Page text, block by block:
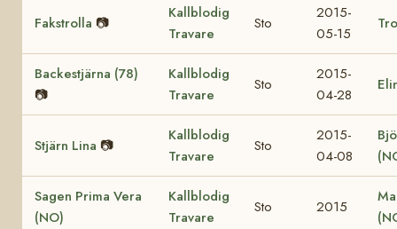
Fakstrolla 📷
Kallblodig
Travare
Sto
2015-
05-15
Backestjärna (78)
📷
Kallblodig
Travare
Sto
2015-
04-28
Stjärn Lina 📷
Kallblodig
Travare
Sto
2015-
04-08
Sagen Prima Vera
(NO)
Kallblodig
Travare
Sto 2015